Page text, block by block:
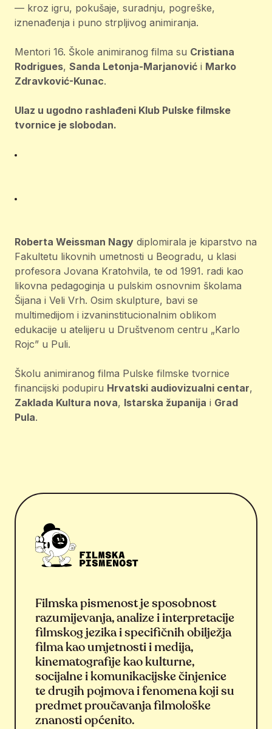
— kroz igru, pokušaje, suradnju, pogreške,
iznenađenja i puno strpljivog animiranja.
Mentori 16. Škole animiranog filma su Cristiana
Rodrigues, Sanda Letonja-Marjanović i Marko
Zdravković-Kunac.
Ulaz u ugodno rashlađeni Klub Pulske filmske
tvornice je slobodan.
Roberta Weissman Nagy diplomirala je kiparstvo na
Fakultetu likovnih umetnosti u Beogradu, u klasi
profesora Jovana Kratohvila, te od 1991. radi kao
likovna pedagoginja u pulskim osnovnim školama
Šijana i Veli Vrh. Osim skulpture, bavi se
multimedijom i izvaninstitucionalnim oblikom
edukacije u atelijeru u Društvenom centru „Karlo
Rojc” u Puli.
Školu animiranog filma Pulske filmske tvornice
financijski podupiru Hrvatski audiovizualni centar,
Zaklada Kultura nova, Istarska županija i Grad
Pula.
Filmska pismenost je sposobnost
razumijevanja, analize i interpretacije
filmskog jezika i specifičnih obilježja
filma kao umjetnosti i medija,
kinematografije kao kulturne,
socijalne i komunikacijske činjenice
te drugih pojmova i fenomena koji su
predmet proučavanja filmološke
znanosti općenito.